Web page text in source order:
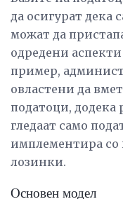
да осигурат дека
можат да
одредени
пример,
овластени да
податоци, додека
гледаат само
имплементира
лозинки.
Основен модел